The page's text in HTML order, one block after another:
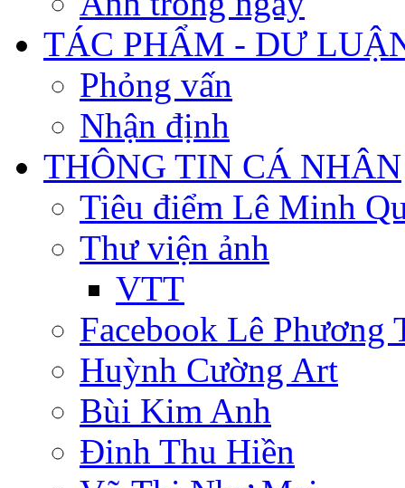
TÁC PHẨM - DƯ
Phỏng vấn
Nhận định
THÔNG TIN CÁ NHÂN
Tiêu điểm Lê Minh
Thư viện ảnh
VTT
Facebook Lê Phương
Huỳnh Cường Art
Bùi Kim Anh
Đinh Thu Hiền